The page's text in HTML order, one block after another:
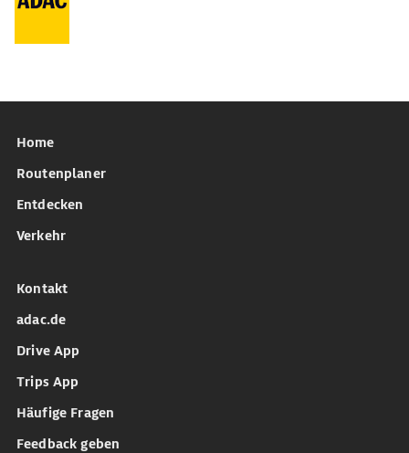
Home
Routenplaner
Entdecken
Verkehr
Kontakt
adac.de
Drive App
Trips App
Häufige Fragen
Feedback geben